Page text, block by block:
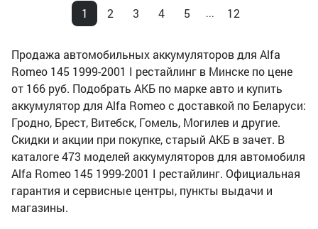
1 2 3 4 5 ... 12
Продажа автомобильных аккумуляторов для Alfa
Romeo 145 1999-2001 I рестайлинг в Минске по цене
от 166 руб. Подобрать АКБ по марке авто и купить
аккумулятор для Alfa Romeo с доставкой по Беларуси:
Гродно, Брест, Витебск, Гомель, Могилев и другие.
Скидки и акции при покупке, старый АКБ в зачет. В
каталоге 473 моделей аккумуляторов для автомобиля
Alfa Romeo 145 1999-2001 I рестайлинг. Официальная
гарантия и сервисные центры, пункты выдачи и
магазины.